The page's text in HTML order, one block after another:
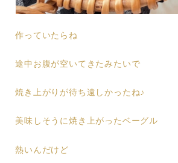
作っていたらね
途中お腹が空いてきたみたいで
焼き上がりが待ち遠しかったね♪
美味しそうに焼き上がったベーグル
熱いんだけど